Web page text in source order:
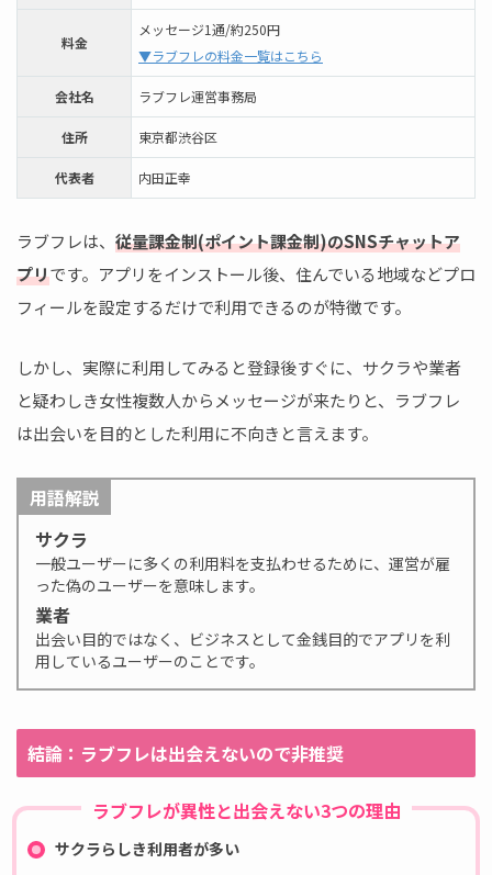
料金
メッセージ1通/約250円
▼ラブフレの料金一覧はこちら
会社名 ラブフレ運営事務局
住所 東京都渋谷区
代表者 内田正幸
ラブフレは、 従量課金制(ポイント課金制)のSNSチャットア
プリです。アプリをインストール後、住んでいる地域などプロ
フィールを設定するだけで利用できるのが特徴です。
しかし、実際に利用してみると登録後すぐに、サクラや業者
と疑わしき女性複数人からメッセージが来たりと、ラブフレ
は出会いを目的とした利用に不向きと言えます。
用語解説
サクラ
一般ユーザーに多くの利用料を支払わせるために、運営が雇
った偽のユーザーを意味します。
業者
出会い目的ではなく、ビジネスとして金銭目的でアプリを利
用しているユーザーのことです。
結論：ラブフレは出会えないので非推奨
ラブフレが異性と出会えない3つの理由
サクラらしき利用者が多い